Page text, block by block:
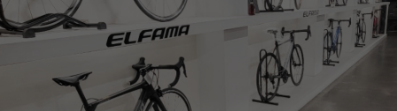
페이코 ID로